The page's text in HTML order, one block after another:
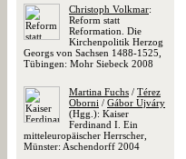
Christoph Volkmar:
Reform statt
Reformation. Die
Kirchenpolitik Herzog
Georgs von Sachsen 1488-1525,
Tübingen: Mohr Siebeck 2008
Martina Fuchs / Térez
Oborni / Gábor Ujváry
(Hgg.): Kaiser
Ferdinand I. Ein
mitteleuropäischer Herrscher,
Münster: Aschendorff 2004